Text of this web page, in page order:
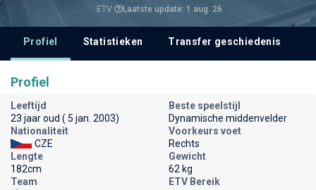
ETV Laatste update: 1 aug. 26
Profiel Statistieken Transfer geschiedenis
Profiel
Leeftijd
23 jaar oud ( 5 jan. 2003)
Beste speelstijl
Dynamische middenvelder
Nationaliteit
CZE
Voorkeurs voet
Rechts
Lengte
182cm
Gewicht
62 kg
Team
ETV Bereik